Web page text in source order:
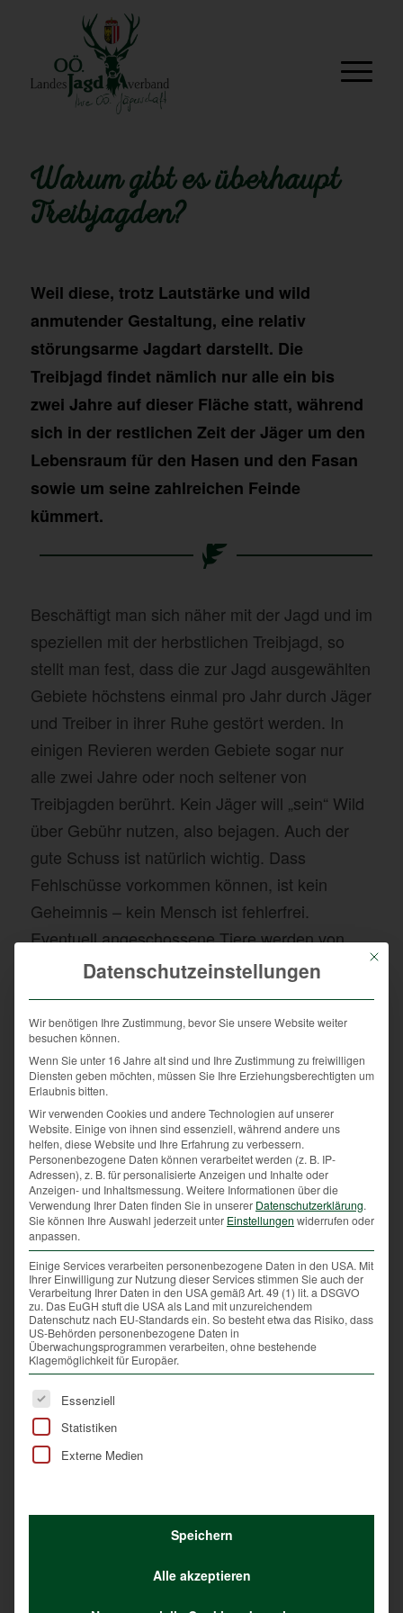
Warum gibt es überhaupt
Treibjagden?
Weil diese, trotz Lautstärke und wild
anmutender Gestaltung, eine relativ
störungsarme Jagdart darstellt. Die
Treibjagd findet nämlich nur alle ein bis
zwei Jahre auf dieser Fläche statt, während
sich in der restlichen Zeit der Jäger um den
Lebensraum für den Hasen und den Fasan
sowie um seine zahlreichen Feinde
kümmert.
Beschäftigt man sich näher mit der Jagd und im
speziellen mit der herbstlichen Treibjagd, so
stellt man fest, dass die zur Jagd ausgewählten
Gebiete höchstens einmal pro Jahr durch Jäger
und Treiber in ihrer Ruhe gestört werden. In
einigen Revieren werden Gebiete sogar nur
alle zwei Jahre oder noch seltener von
Treibjagden berührt. Kein Jäger will „sein“ Wild
über Gebühr nutzen, also bejagen. Auch der
gute Schuss ist natürlich wichtig. Dass
Fehlschüsse vorkommen können, ist kein
Geheimnis – kein Mensch ist fehlerfrei.
Eventuell angeschossene Tiere werden von
geschulten Jagdhunden gefunden und dem
Da nachhaltiges Jagen absolute Pflicht ist,
damit der Stammbesatz, also die Eltern der
künftigen Wild-Generation, nicht zu sehr
belastet wird, sichert das Interesse an der Jagd
und am Wildtier den unterschiedlichsten Arten
die Aufmerksamkeit der Jäger und somit deren
Einsatz für diese Tiere, z.B. in Form von
Lebensraumverbesserungen.
Wildtiere besitzen angeborene und erlernte
Strategien zur Feindvermeidung. Diese setzen
sie mehr oder weniger erfolgreich ein. So
beobachten die einen und suchen ihr Heil in
der Flucht. Die anderen verstecken sich und
vertrauen auf ihre Tarnung. Störungen, egal ob
sie nun durch Jäger, Spaziergänger,
Hundeführer oder durch andere Tiere
Allein die Anzahl, aber auch die Jahres- und
Wohlergehen der Tiere relevant. Je weniger
Mit
Datenschutzeinstellungen
Wir benötigen Ihre Zustimmung, bevor Sie unsere Website weiter
besuchen können.
Wenn Sie unter 16 Jahre alt sind und Ihre Zustimmung zu freiwilligen
Diensten geben möchten, müssen Sie Ihre Erziehungsberechtigten um
Erlaubnis bitten.
Wir verwenden Cookies und andere Technologien auf unserer
Website. Einige von ihnen sind essenziell, während andere uns
helfen, diese Website und Ihre Erfahrung zu verbessern.
Personenbezogene Daten können verarbeitet werden (z. B. IP-
Adressen), z. B. für personalisierte Anzeigen und Inhalte oder
Anzeigen- und Inhaltsmessung. Weitere Informationen über die
Verwendung Ihrer Daten finden Sie in unserer Datenschutzerklärung.
Sie können Ihre Auswahl jederzeit unter Einstellungen widerrufen oder
anpassen.
Einige Services verarbeiten personenbezogene Daten in den USA. Mit
Ihrer Einwilligung zur Nutzung dieser Services stimmen Sie auch der
Verarbeitung Ihrer Daten in den USA gemäß Art. 49 (1) lit. a DSGVO
zu. Das EuGH stuft die USA als Land mit unzureichendem
Datenschutz nach EU-Standards ein. So besteht etwa das Risiko, dass
US-Behörden personenbezogene Daten in
Überwachungsprogrammen verarbeiten, ohne bestehende
Klagemöglichkeit für Europäer.
Es folgt eine Liste der Service-Gruppen, für die eine
Essenziell
Statistiken
Externe Medien
Speichern
Alle akzeptieren